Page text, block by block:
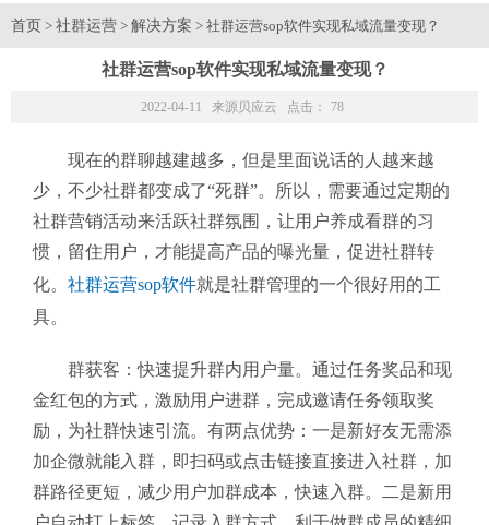
首页 > 社群运营 > 解决方案 > 社群运营sop软件实现私域流量变现？
社群运营sop软件实现私域流量变现？
2022-04-11 来源贝应云 点击： 78
现在的群聊越建越多，但是里面说话的人越来越
少，不少社群都变成了“死群”。所以，需要通过定期的
社群营销活动来活跃社群氛围，让用户养成看群的习
惯，留住用户，才能提高产品的曝光量，促进社群转
化。 社群运营sop软件就是社群管理的一个很好用的工
具。
群获客：快速提升群内用户量。通过任务奖品和现
金红包的方式，激励用户进群，完成邀请任务领取奖
励，为社群快速引流。有两点优势：一是新好友无需添
加企微就能入群，即扫码或点击链接直接进入社群，加
群路径更短，减少用户加群成本，快速入群。二是新用